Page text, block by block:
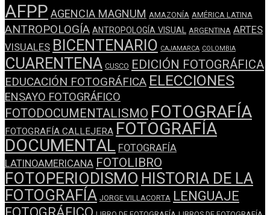
AFPP AGENCIA MAGNUM AMAZONÍA AMÉRICA LATINA
ANTROPOLOGÍA ANTROPOLOGÍA VISUAL ARGENTINA ARTES
VISUALES BICENTENARIO CAJAMARCA COLOMBIA
CUARENTENA CUSCO EDICIÓN FOTOGRÁFICA
EDUCACIÓN FOTOGRÁFICA ELECCIONES
ENSAYO FOTOGRÁFICO
FOTODOCUMENTALISMO FOTOGRAFÍA
FOTOGRAFÍA CALLEJERA FOTOGRAFÍA
DOCUMENTAL FOTOGRAFÍA
LATINOAMERICANA FOTOLIBRO
FOTOPERIODISMO HISTORIA DE LA
FOTOGRAFÍA JORGE VILLACORTA LENGUAJE